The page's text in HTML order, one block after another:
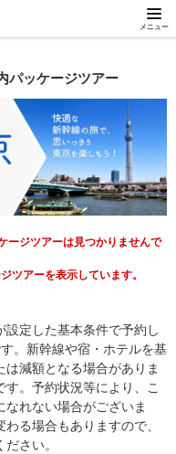
メニュー
パッケージツアー
ージツアーは見つかりませんで
ツアーを表示しています。
定した基本条件で予約し
。新幹線や宿・ホテルを基
減額となる場合がありま
。予約状況等により、こ
れない場合がございま
る場合もありますので、
さい。